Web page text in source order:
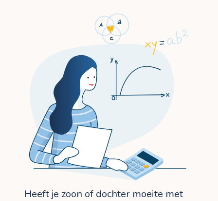
Heeft je zoon of dochter moeite met